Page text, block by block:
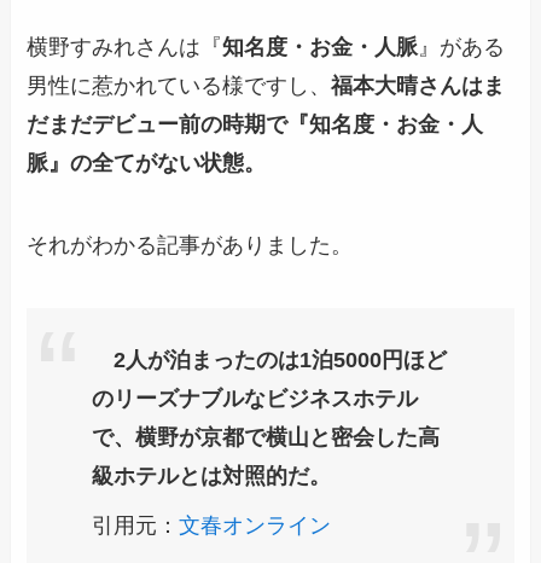
横野すみれさんは『知名度・お金・人脈』がある
男性に惹かれている様ですし、福本大晴さんはま
だまだデビュー前の時期で『知名度・お金・人
脈』の全てがない状態。
それがわかる記事がありました。
2人が泊まったのは1泊5000円ほど
のリーズナブルなビジネスホテル
で、横野が京都で横山と密会した高
級ホテルとは対照的だ。
引用元：文春オンライン